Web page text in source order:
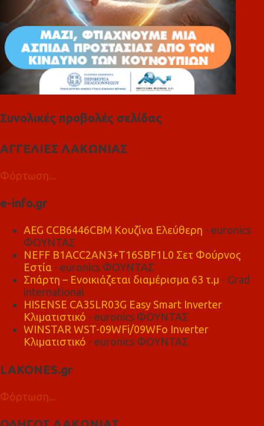
Συνολικές προβολές σελίδας
ΑΓΓΕΛΙΕΣ ΛΑΚΩΝΙΑΣ
Φόρτωση...
e-info.gr
AEG CCB6446CBM Κουζίνα Ελεύθερη - euronics
ΦΟΥΝΤΑΣ
NEFF B1ACC2AN3+T16SBF1L0 Σετ Φούρνος
Εστία - euronics ΦΟΥΝΤΑΣ
Σπάρτη – Ενοικιάζεται διαμέρισμα 63 τ.μ - Grad
international
HISENSE CA35LR03G Easy Smart Inverter
Κλιματιστικό - euronics ΦΟΥΝΤΑΣ
WINSTAR WST-09WFi/09WFo Inverter
Κλιματιστικό - euronics ΦΟΥΝΤΑΣ
LAKONES.gr
Φόρτωση...